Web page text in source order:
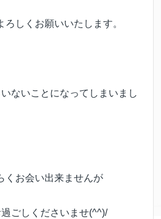
しくお願いいたします。
ないことになってしまいまし
くお会い出来ませんが
ごしくださいませ(^^)/